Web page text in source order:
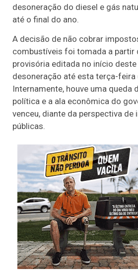
desoneração do diesel e gás
até o final do ano.
A decisão de não cobrar
combustíveis foi tomada a partir
provisória editada no início deste
desoneração até esta terça-feira
Internamente, houve uma queda
política e a ala econômica do
venceu, diante da perspectiva
públicas.